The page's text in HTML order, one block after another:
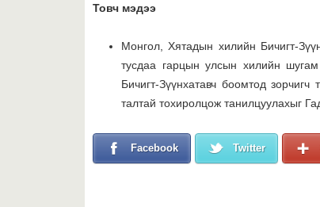
Товч мэдээ
Монгол, Хятадын хилийн Бичигт-
тусдаа гарцын улсын хилийн
Бичигт-Зүүнхатавч боомтод
талтай тохиролцож танилцуулахыг
Facebook Twitter